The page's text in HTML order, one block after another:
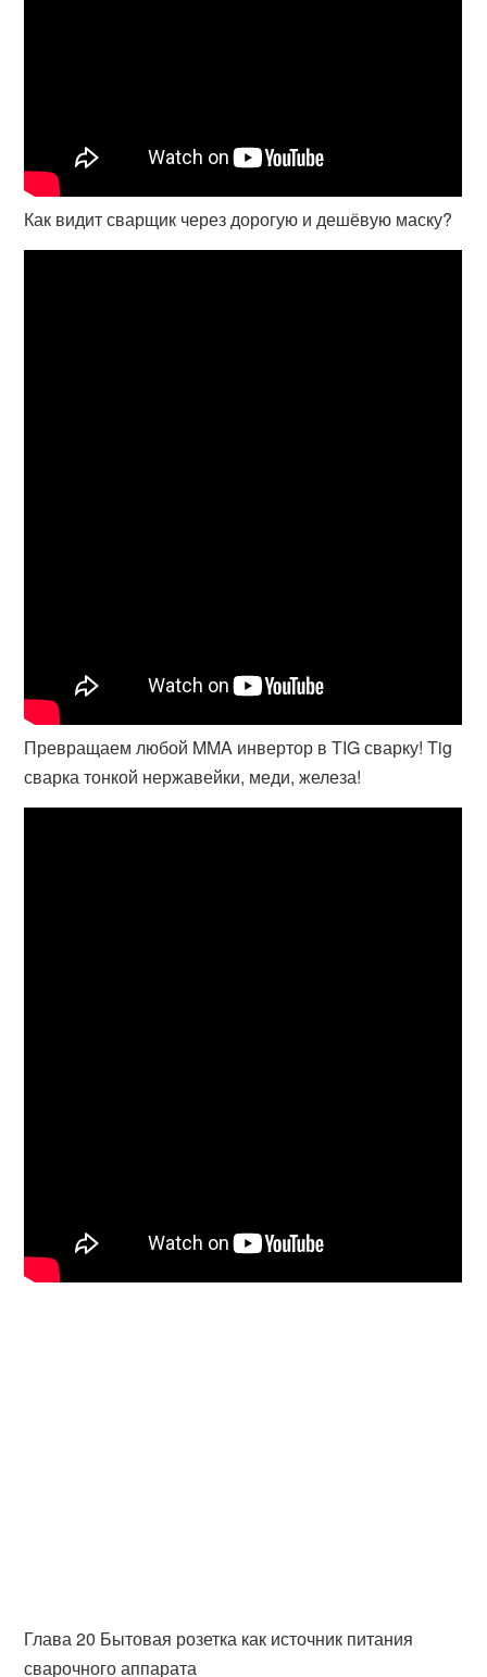
Как видит сварщик через дорогую и дешёвую маску?
Превращаем любой MMA инвертор в TIG сварку! Tig
сварка тонкой нержавейки, меди, железа!
Глава 20 Бытовая розетка как источник питания
сварочного аппарата